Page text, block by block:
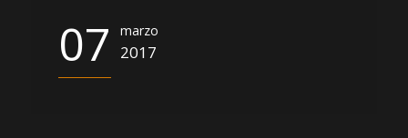
07 marzo
2017